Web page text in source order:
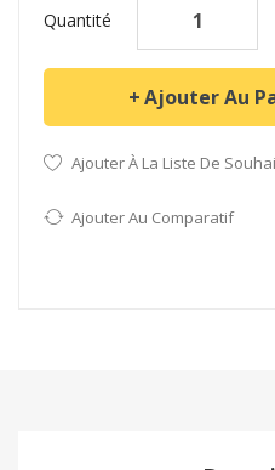
Quantité
Ajouter Au
Ajouter À La Liste De
Ajouter Au Comparatif